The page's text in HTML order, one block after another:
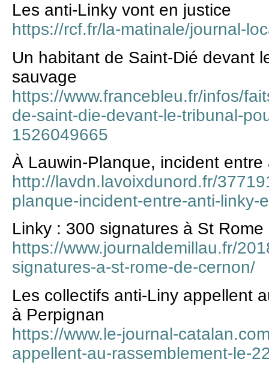
Les anti-Linky vont en justice
https://rcf.fr/la-matinale/journal-
Un habitant de Saint-Dié devant
sauvage
https://www.francebleu.fr/infos/
de-saint-die-devant-le-tribunal-
1526049665
À Lauwin-Planque, incident
http://lavdn.lavoixdunord.fr/
planque-incident-entre-anti-linky-
Linky : 300 signatures à St
https://www.journaldemillau.fr/
signatures-a-st-rome-de-cernon/
Les collectifs anti-Liny appellent
à Perpignan
https://www.le-journal-
appellent-au-rassemblement-le-